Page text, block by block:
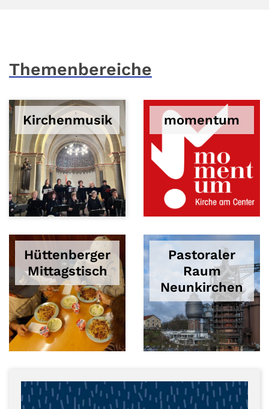
Themenbereiche
Kirchenmusik momentum
Hüttenberger
Mittagstisch
Pastoraler
Raum
Neunkirchen
© Hans-Josef Theobald